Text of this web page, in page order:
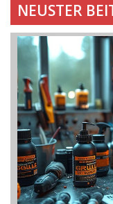
NEUSTER